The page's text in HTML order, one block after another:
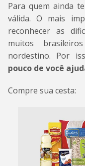
Para quem ainda
válida. O mais
reconhecer as
muitos
nordestino. Por
pouco de você
Compre sua cesta: